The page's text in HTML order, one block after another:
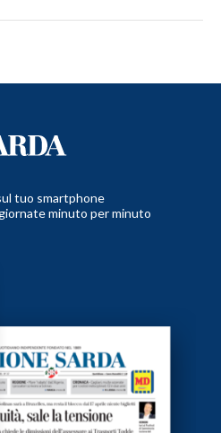
tuo smartphone
minuto per minuto